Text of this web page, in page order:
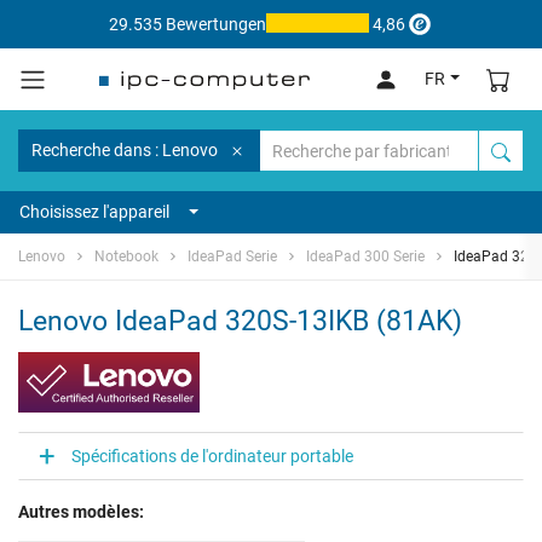
29.535 Bewertungen 4,86
FR
Recherche dans : Lenovo
Choisissez l'appareil
Lenovo Notebook IdeaPad Serie IdeaPad 300 Serie IdeaPad
Lenovo IdeaPad 320S-13IKB (81AK)
Spécifications de l'ordinateur portable
Autres modèles: